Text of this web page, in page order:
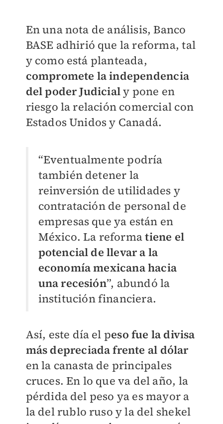
En una nota de análisis, Banco
BASE adhirió que la reforma, tal
y como está planteada,
compromete la independencia
del poder Judicialy pone en
riesgo la relación comercial con
Estados Unidos y Canadá.
“Eventualmente podría
también detener la
reinversión de utilidades y
contratación de personal de
empresas que ya están en
México. La reformatiene el
potencial de llevar a la
economía mexicana hacia
una recesión”, abundó la
institución financiera.
Así, este día el peso fue la divisa
más depreciada frente al dólar
en la canasta de principales
cruces. En lo que va del año, la
pérdida del peso ya es mayor a
la del rublo ruso y la del shekel